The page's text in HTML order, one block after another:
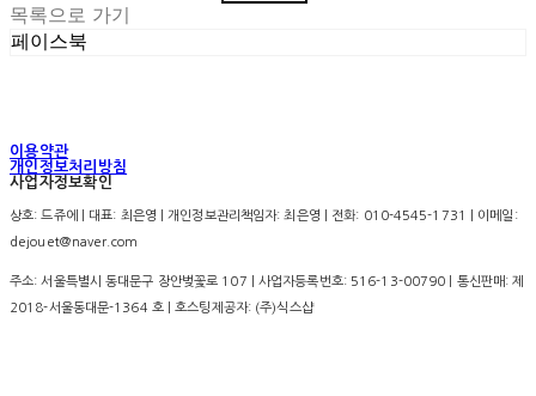
목록으로 가기
페이스북
이용약관
개인정보처리방침
사업자정보확인
상호: 드쥬에 | 대표: 최은영 | 개인정보관리책임자: 최은영 | 전화: 010-4545-1731 | 이메일:
dejouet@naver.com
주소: 서울특별시 동대문구 장안벚꽃로 107 | 사업자등록번호: 516-13-00790 | 통신판매:제
2018-서울동대문-1364 호| 호스팅제공자: (주)식스샵